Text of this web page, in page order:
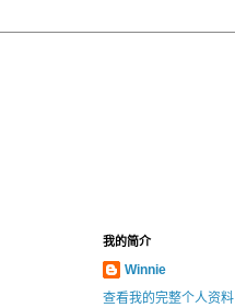
我的简介
Winnie
查看我的完整个人资料